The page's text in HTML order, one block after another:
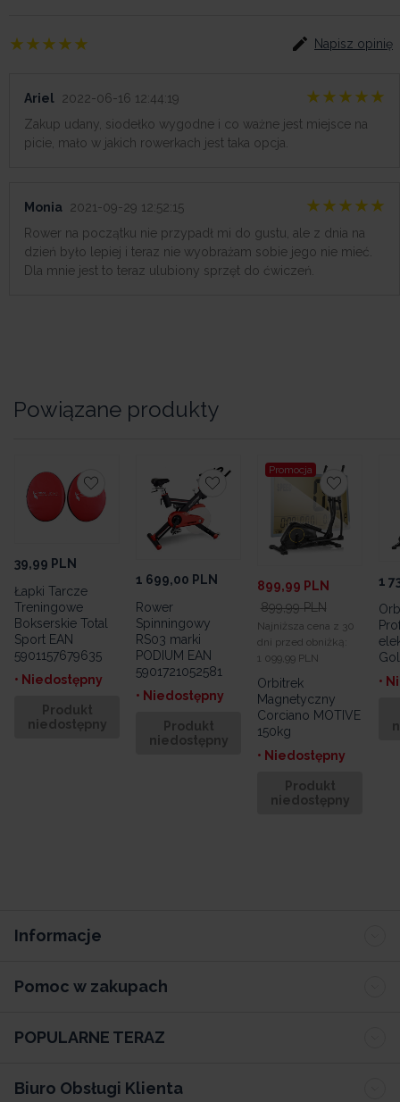
Napisz opinię
Ariel 2022-06-16 12:44:19
Zakup udany, siodełko wygodne i co ważne jest miejsce na
picie, mało w jakich rowerkach jest taka opcja.
Monia 2021-09-29 12:52:15
Rower na początku nie przypadł mi do gustu, ale z dnia na
dzień było lepiej i teraz nie wyobrażam sobie jego nie mieć.
Dla mnie jest to teraz ulubiony sprzęt do ćwiczeń.
Powiązane produkty
39,99 PLN
Łapki Tarcze
Treningowe
Bokserskie Total
Sport EAN
5901157679635
• Niedostępny
Produkt
niedostępny
1 699,00 PLN
Rower
Spinningowy
RS03 marki
PODIUM EAN
5901721052581
• Niedostępny
Produkt
niedostępny
Promocja
899,99 PLN
899,99 PLN
Najniższa cena z 30
dni przed obniżką:
1 099,99 PLN
Orbitrek
Magnetyczny
Corciano MOTIVE
150kg
• Niedostępny
Produkt
niedostępny
1
•
Informacje
Pomoc w zakupach
POPULARNE TERAZ
Biuro Obsługi Klienta